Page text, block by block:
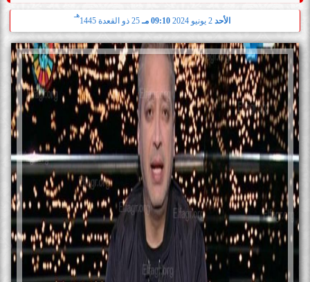
الأحد 09:10 مـ 25 ذو القعدة 1445
هـ